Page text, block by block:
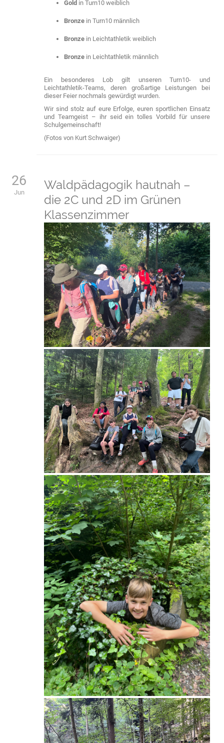
Gold in Turn10 weiblich
Bronze in Turn10 männlich
Bronze in Leichtathletik weiblich
Bronze in Leichtathletik männlich
Ein besonderes Lob gilt unseren Turn10- und
Leichtathletik-Teams, deren großartige Leistungen bei
dieser Feier nochmals gewürdigt wurden.
Wir sind stolz auf eure Erfolge, euren sportlichen Einsatz
und Teamgeist – ihr seid ein tolles Vorbild für unsere
Schulgemeinschaft!
(Fotos von Kurt Schwaiger)
26
Jun
Waldpädagogik hautnah –
die 2C und 2D im Grünen
Klassenzimmer